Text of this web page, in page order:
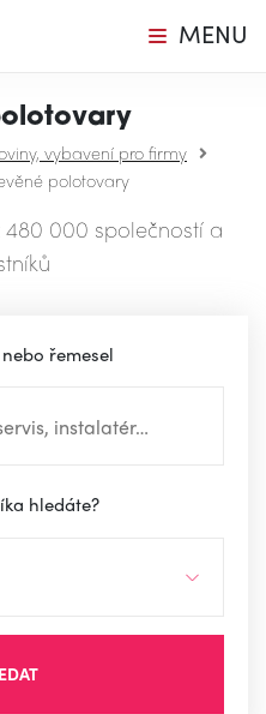
MENU
vybavení pro firmy
polotovary
000 společností a
řemesel
hledáte?